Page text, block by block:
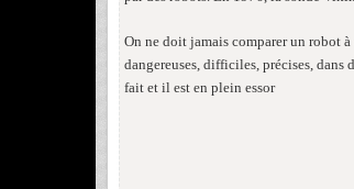
On ne doit jamais comparer un robot
dangereuses, difficiles, précises,
fait et il est en plein essor